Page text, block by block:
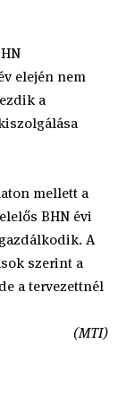
elején nem
a
mellett a
BHN évi
A
szerint a
a tervezettnél
(MTI)